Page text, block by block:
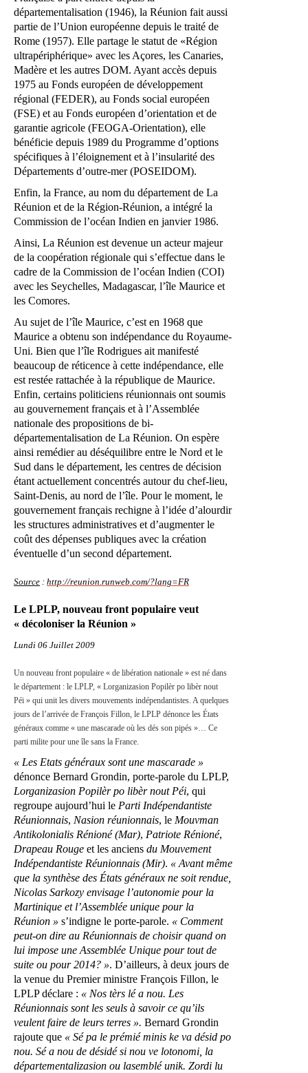
départementalisation (1946), la Réunion fait aussi
partie de l’Union européenne depuis le traité de
Rome (1957). Elle partage le statut de «Région
ultrapériphérique» avec les Açores, les Canaries,
Madère et les autres DOM. Ayant accès depuis
1975 au Fonds européen de développement
régional (FEDER), au Fonds social européen
(FSE) et au Fonds européen d’orientation et de
garantie agricole (FEOGA-Orientation), elle
bénéficie depuis 1989 du Programme d’options
spécifiques à l’éloignement et à l’insularité des
Départements d’outre-mer (POSEIDOM).
Enfin, la France, au nom du département de La
Réunion et de la Région-Réunion, a intégré la
Commission de l’océan Indien en janvier 1986.
Ainsi, La Réunion est devenue un acteur majeur
de la coopération régionale qui s’effectue dans le
cadre de la Commission de l’océan Indien (COI)
avec les Seychelles, Madagascar, l’île Maurice et
les Comores.
Au sujet de l’île Maurice, c’est en 1968 que
Maurice a obtenu son indépendance du Royaume-
Uni. Bien que l’île Rodrigues ait manifesté
beaucoup de réticence à cette indépendance, elle
est restée rattachée à la république de Maurice.
Enfin, certains politiciens réunionnais ont soumis
au gouvernement français et à l’Assemblée
nationale des propositions de bi-
départementalisation de La Réunion. On espère
ainsi remédier au déséquilibre entre le Nord et le
Sud dans le département, les centres de décision
étant actuellement concentrés autour du chef-lieu,
Saint-Denis, au nord de l’île. Pour le moment, le
gouvernement français rechigne à l’idée d’alourdir
les structures administratives et d’augmenter le
coût des dépenses publiques avec la création
éventuelle d’un second département.
Source : http://reunion.runweb.com/?lang=FR
Le LPLP, nouveau front populaire veut
« décoloniser la Réunion »
Lundi 06 Juillet 2009
Un nouveau front populaire « de libération nationale » est né dans
le département : le LPLP, « Lorganizasion Popilèr po libèr nout
Péi » qui unit les divers mouvements indépendantistes. A quelques
jours de l’arrivée de François Fillon, le LPLP dénonce les États
généraux comme « une mascarade où les dés son pipés »… Ce
parti milite pour une île sans la France.
« Les Etats généraux sont une mascarade »
dénonce Bernard Grondin, porte-parole du LPLP,
Lorganizasion Popilèr po libèr nout Péi, qui
regroupe aujourd’hui le Parti Indépendantiste
Réunionnais, Nasion réunionnais, le Mouvman
Antikolonialis Rénioné (Mar), Patriote Rénioné,
Drapeau Rouge et les anciens du Mouvement
Indépendantiste Réunionnais (Mir). « Avant même
que la synthèse des États généraux ne soit rendue,
Nicolas Sarkozy envisage l’autonomie pour la
Martinique et l’Assemblée unique pour la
Réunion » s’indigne le porte-parole. « Comment
peut-on dire au Réunionnais de choisir quand on
lui impose une Assemblée Unique pour tout de
suite ou pour 2014? ». D’ailleurs, à deux jours de
la venue du Premier ministre François Fillon, le
LPLP déclare : « Nos tèrs lé a nou. Les
Réunionnais sont les seuls à savoir ce qu’ils
veulent faire de leurs terres ». Bernard Grondin
rajoute que « Sé pa le prémié minis ke va désid po
nou. Sé a nou de désidé si nou ve lotonomi, la
départementalizasion ou lasemblé unik. Zordi lu